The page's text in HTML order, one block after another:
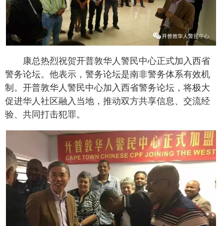
康总热烈祝贺开普敦华人警民中心正式加入西省
警务论坛。他表示，警务论坛是南非警务体系有效机
制。开普敦华人警民中心加入西省警务论坛，将极大
促进华人社区融入当地，推动双方共享信息、交流经
验、共同打击犯罪。